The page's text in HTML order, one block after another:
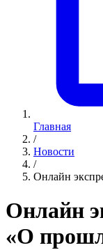
Главная
/
Новости
/
Онлайн
Онлайн
«О